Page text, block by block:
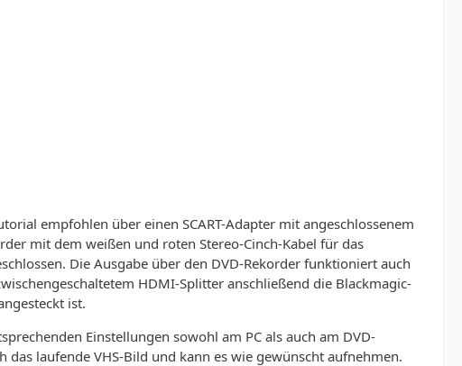
empfohlen über einen SCART-Adapter mit angeschlossenem
mit dem weißen und roten Stereo-Cinch-Kabel für das
Die Ausgabe über den DVD-Rekorder funktioniert auch
HDMI-Splitter anschließend die Blackmagic-
ist.
Einstellungen sowohl am PC als auch am DVD-
das laufende VHS-Bild und kann es wie gewünscht aufnehmen.